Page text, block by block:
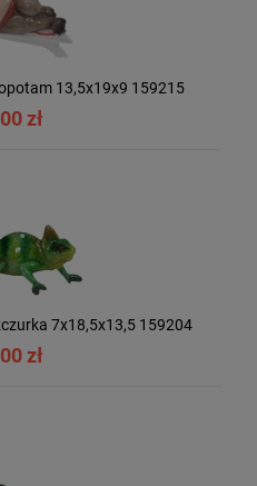
13,5x19x9 159215
zł
7x18,5x13,5 159204
zł